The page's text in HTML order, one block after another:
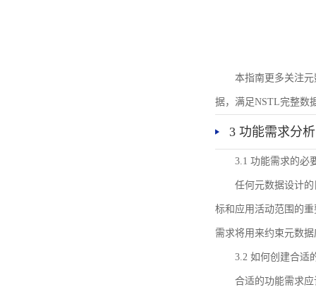
本指南更多关注
据，满足NSTL完整数
3 功能需求分析
3.1 功能需求的必
任何元数据设计
标和应用活动范围的
需求将用来约束元数
3.2 如何创建合适
合适的功能需求